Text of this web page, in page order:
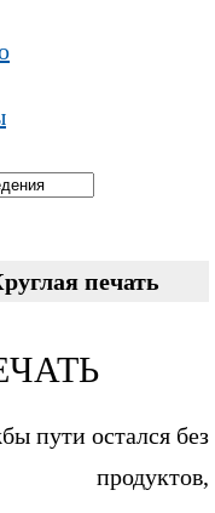
печать
пути остался без
продуктов,